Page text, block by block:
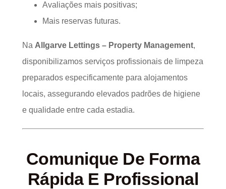
Avaliações mais positivas;
Mais reservas futuras.
Na Allgarve Lettings – Property Management,
disponibilizamos serviços profissionais de limpeza
preparados especificamente para alojamentos
locais, assegurando elevados padrões de higiene
e qualidade entre cada estadia.
Comunique De Forma
Rápida E Profissional